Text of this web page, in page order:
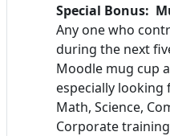
Special Bonus:
Any one who
during the next
Moodle mug cup
especially looking
Math, Science,
Corporate